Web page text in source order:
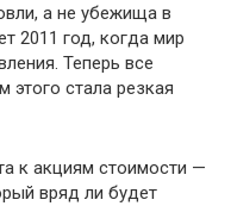
а не убежища в
2011 год, когда мир
Теперь все
этого стала резкая
к акциям стоимости —
вряд ли будет